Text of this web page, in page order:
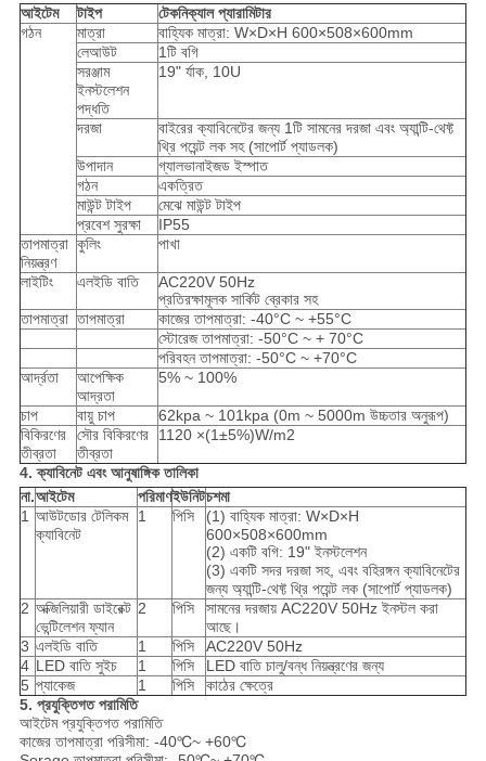
আইটেম
টাইপ
টেকনিক্যাল প্যারামিটার
গঠন
মাত্রা
বাহ্যিক মাত্রা: W×D×H 600×508×600mm
লেআউট
1টি বগি
সরঞ্জাম
ইনস্টলেশন
পদ্ধতি
19" র্যাক, 10U
দরজা
বাইরের ক্যাবিনেটের জন্য 1টি সামনের দরজা এবং অ্যান্টি-থেফ্ট
থ্রি পয়েন্ট লক সহ (সাপোর্ট প্যাডলক)
উপাদান
গ্যালভানাইজড ইস্পাত
গঠন
একত্রিত
মাউন্ট টাইপ
মেঝে মাউন্ট টাইপ
প্রবেশ সুরক্ষা
IP55
তাপমাত্রা
নিয়ন্ত্রণ
কুলিং পাখা
লাইটিং এলইডি বাতি
AC220V 50Hz
প্রতিরক্ষামূলক সার্কিট ব্রেকার সহ
তাপমাত্রা তাপমাত্রা
কাজের তাপমাত্রা: -40°C ~ +55°C
স্টোরেজ তাপমাত্রা: -50°C ~ + 70°C
পরিবহন তাপমাত্রা: -50°C ~ +70°C
আর্দ্রতা
আপেক্ষিক
আদ্রতা
5% ~ 100%
চাপ বায়ু চাপ
62kpa ~ 101kpa (0m ~ 5000m উচ্চতার অনুরূপ)
বিকিরণের
তীব্রতা
সৌর বিকিরণের
তীব্রতা
1120 ×(1±5%)W/m2
4. ক্যাবিনেট এবং আনুষাঙ্গিক তালিকা
না.আইটেম পরিমাণইউনিটচশমা
1 আউটডোর টেলিকম
ক্যাবিনেট
1 পিসি
(1) বাহ্যিক মাত্রা: W×D×H
600×508×600mm
(2) একটি বগি: 19" ইনস্টলেশন
(3) একটি সদর দরজা সহ, এবং বহিরঙ্গন ক্যাবিনেটের
জন্য অ্যান্টি-থেফ্ট থ্রি পয়েন্ট লক (সাপোর্ট প্যাডলক)
2 অক্জিলিয়ারী ডাইরেক্ট
ভেন্টিলেশন ফ্যান
2 পিসি
সামনের দরজায় AC220V 50Hz ইনস্টল করা
আছে।
3 এলইডি বাতি 1 পিসি
AC220V 50Hz
4 LED বাতি সুইচ 1 পিসি
LED বাতি চালু/বন্ধ নিয়ন্ত্রণের জন্য
5 প্যাকেজ 1 পিসি
কাঠের ক্ষেত্রে
5. প্রযুক্তিগত পরামিতি
আইটেম প্রযুক্তিগত পরামিতি
কাজের তাপমাত্রা পরিসীমা: -40℃~ +60℃